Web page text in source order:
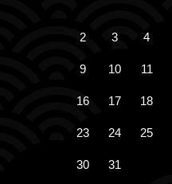
2 3 4
9 10 11
16 17 18
23 24 25
30 31